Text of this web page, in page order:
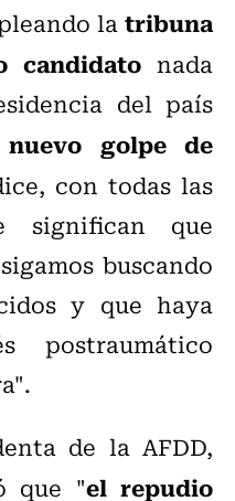
latribuna
candidato nada
del país
golpe de
con todas las
significan que
buscando
y que haya
postraumático
de la AFDD,
que "el repudio